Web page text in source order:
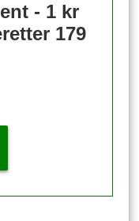
- 1 kr
179